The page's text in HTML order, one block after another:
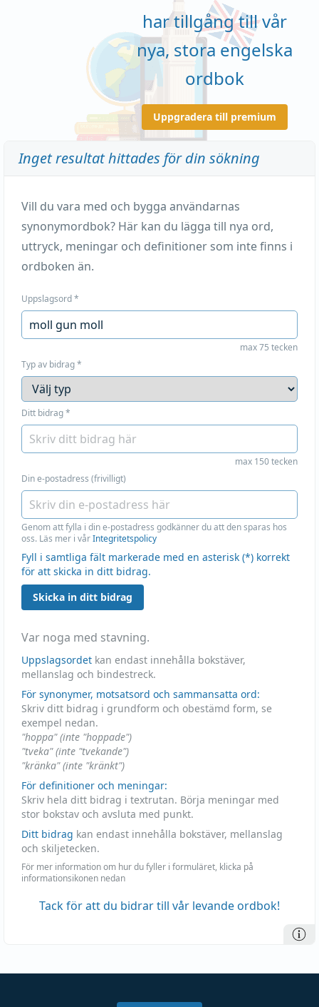
har tillgång till vår
nya, stora engelska
ordbok
Uppgradera till premium
Inget resultat hittades för din sökning
Vill du vara med och bygga användarnas
synonymordbok? Här kan du lägga till nya ord,
uttryck, meningar och definitioner som inte finns i
ordboken än.
Uppslagsord*
max 75 tecken
Typ av bidrag*
Ditt bidrag*
max 150 tecken
Din e-postadress (frivilligt)
Genom att fylla i din e-postadress godkänner du att den sparas hos
oss. Läs mer i vårIntegritetspolicy
Fyll i samtliga fält markerade med en asterisk (*) korrekt
för att skicka in ditt bidrag.
Skicka in ditt bidrag
Var noga med stavning.
Uppslagsordet kan endast innehålla bokstäver,
mellanslag och bindestreck.
För synonymer, motsatsord och sammansatta ord:
Skriv ditt bidrag i grundform och obestämd form, se
exempel nedan.
"hoppa" (inte "hoppade")
"tveka" (inte "tvekande")
"kränka" (inte "kränkt")
För definitioner och meningar:
Skriv hela ditt bidrag i textrutan. Börja meningar med
stor bokstav och avsluta med punkt.
Ditt bidrag kan endast innehålla bokstäver, mellanslag
och skiljetecken.
För mer information om hur du fyller i formuläret, klicka på
informationsikonen nedan
Tack för att du bidrar till vår levande ordbok!